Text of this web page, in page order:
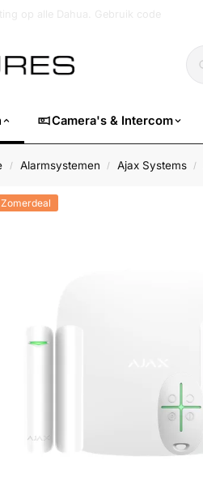
Camera's & Intercom
/ Alarmsystemen / Ajax Systems /